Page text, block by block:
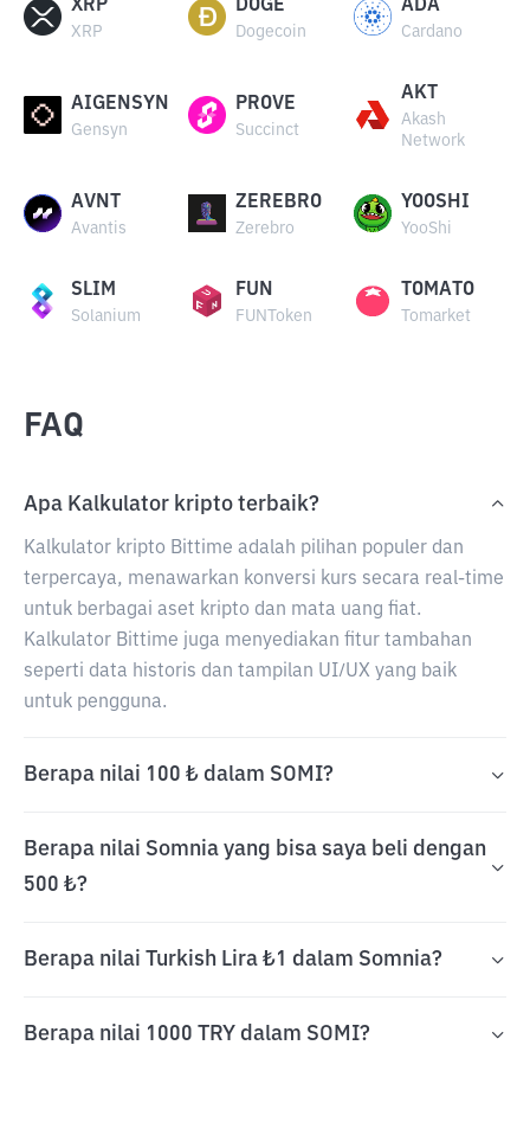
XRP
XRP
DOGE
Dogecoin
ADA
Cardano
AIGENSYN
Gensyn
PROVE
Succinct
AKT
Akash
Network
AVNT
Avantis
ZEREBRO
Zerebro
YOOSHI
YooShi
SLIM
Solanium
FUN
FUNToken
TOMATO
Tomarket
FAQ
Apa Kalkulator kripto terbaik?
Kalkulator kripto Bittime adalah pilihan populer dan
terpercaya, menawarkan konversi kurs secara real-time
untuk berbagai aset kripto dan mata uang fiat.
Kalkulator Bittime juga menyediakan fitur tambahan
seperti data historis dan tampilan UI/UX yang baik
untuk pengguna.
Berapa nilai 100 ₺ dalam SOMI?
Berapa nilai Somnia yang bisa saya beli dengan
500 ₺?
Berapa nilai Turkish Lira ₺1 dalam Somnia?
Berapa nilai 1000 TRY dalam SOMI?